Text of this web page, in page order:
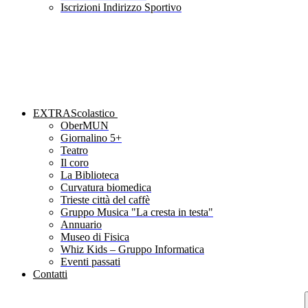
Iscrizioni Indirizzo Sportivo
EXTRAScolastico
OberMUN
Giornalino 5+
Teatro
Il coro
La Biblioteca
Curvatura biomedica
Trieste città del caffè
Gruppo Musica "La cresta in testa"
Annuario
Museo di Fisica
Whiz Kids – Gruppo Informatica
Eventi passati
Contatti